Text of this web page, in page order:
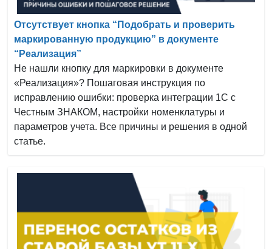
Отсутствует кнопка “Подобрать и проверить
маркированную продукцию” в документе
“Реализация”
Не нашли кнопку для маркировки в документе
«Реализация»? Пошаговая инструкция по
исправлению ошибки: проверка интеграции 1С с
Честным ЗНАКОМ, настройки номенклатуры и
параметров учета. Все причины и решения в одной
статье.